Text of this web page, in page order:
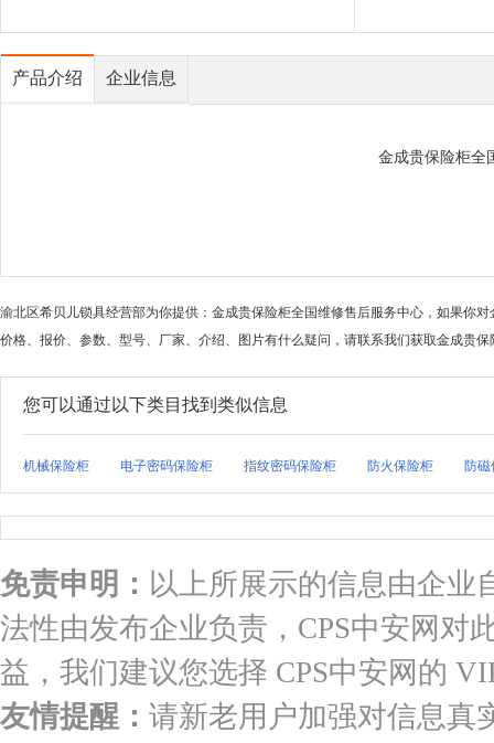
产品介绍 企业信息
金成贵保险柜全
渝北区希贝儿锁具经营部为你提供：金成贵保险柜全国维修售后服务中心，如果你
价格、报价、参数、型号、厂家、介绍、图片有什么疑问，请联系我们获取金成贵
您可以通过以下类目找到类似信息
机械保险柜 电子密码保险柜 指纹密码保险柜 防火保险柜 防磁
免责申明： 以上所展示的信息由企业
法性由发布企业负责，CPS中安网对
益，我们建议您选择 CPS中安网的
友情提醒： 请新老用户加强对信息真